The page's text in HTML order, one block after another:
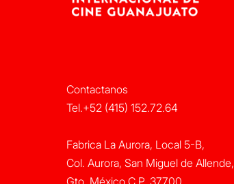
Contactanos
Tel.+52 (415) 152.72.64
Fabrica La Aurora, Local 5-B,
Col. Aurora, San Miguel de Allende,